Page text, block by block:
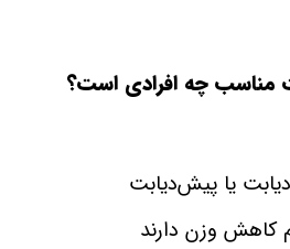
مناسب چه افرادی است؟
دیابت یا پیش‌دیابت
کاهش وزن دارند